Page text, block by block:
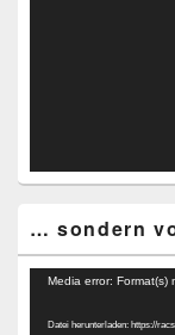
… sondern
Video-
Media error: Format(s)
Datei herunterladen: https://